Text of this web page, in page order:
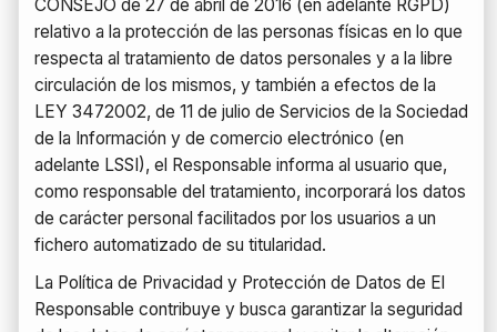
CONSEJO de 27 de abril de 2016 (en adelante RGPD)
relativo a la protección de las personas físicas en lo que
respecta al tratamiento de datos personales y a la libre
circulación de los mismos, y también a efectos de la
LEY 3472002, de 11 de julio de Servicios de la Sociedad
de la Información y de comercio electrónico (en
adelante LSSI), el Responsable informa al usuario que,
como responsable del tratamiento, incorporará los datos
de carácter personal facilitados por los usuarios a un
fichero automatizado de su titularidad.
La Política de Privacidad y Protección de Datos de El
Responsable contribuye y busca garantizar la seguridad